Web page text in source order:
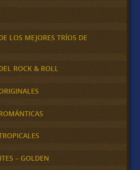
LOS MEJORES TRÍOS DE
ROCK & ROLL
– GOLDEN